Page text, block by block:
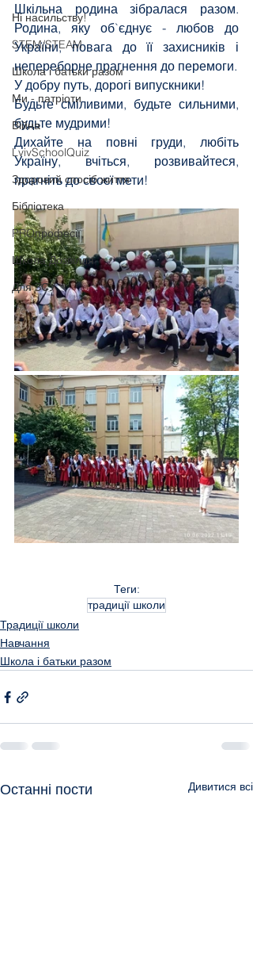
Ні насильству!
STEM/STEAM
Школа і батьки разом
Ми - патріоти
Війна
LvivSchoolQuiz
Здоровий спосіб життя
Бібліотека
PROпрофесії
Школа Дозвілля
Для ЗСУ
Шкільна родина зібралася разом.
Родина, яку об`єднує - любов до
України, повага до її захисників і
У добру путь, дорогі випускники!
Будьте сміливими, будьте сильними,
будьте мудрими!
Дихайте на повні груди, любіть
Україну, вчіться, розвивайтеся,
прагніть до своєї мети!
Теги:
традиції школи
Традиції школи
Навчання
Школа і батьки разом
Останні пости Дивитися всі